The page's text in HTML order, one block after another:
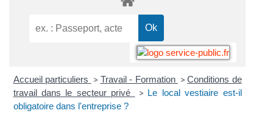
Accueil particuliers > Travail - Formation > Conditions de
travail dans le secteur privé
> Le local vestiaire est-il
obligatoire dans l'entreprise ?